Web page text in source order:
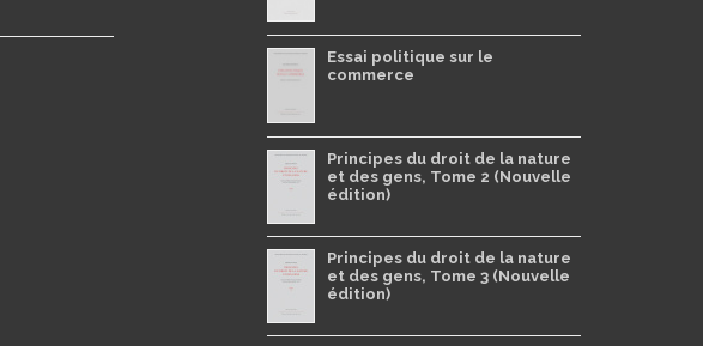
Essai politique sur le
commerce
Principes du droit de la nature
et des gens, Tome 2 (Nouvelle
édition)
Principes du droit de la nature
et des gens, Tome 3 (Nouvelle
édition)